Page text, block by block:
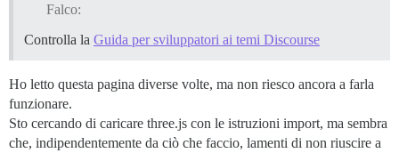
Falco:
Controlla la Guida per sviluppatori ai temi Discourse
Ho letto questa pagina diverse volte, ma non riesco ancora a farla
funzionare.
Sto cercando di caricare three.js con le istruzioni import, ma sembra
che, indipendentemente da ciò che faccio, lamenti di non riuscire a